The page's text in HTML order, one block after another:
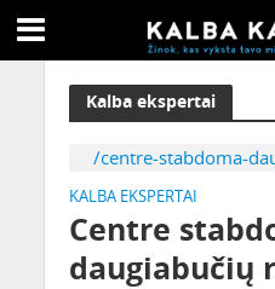
Kalba ekspertai
/centre-stabdoma-
KALBA EKSPERTAI
Centre
daugiabučių